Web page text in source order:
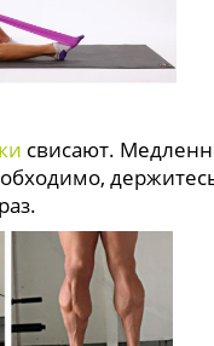
свисают.